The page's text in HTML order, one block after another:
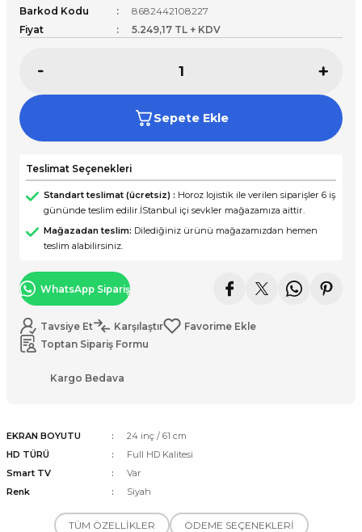
Barkod Kodu
8682442108227
Fiyat
5.249,17 TL + KDV
Sepete Ekle
Teslimat Seçenekleri
Standart teslimat (ücretsiz) : Horoz lojistik ile verilen siparişler 6 iş
gününde teslim edilir.İStanbul içi sevkler mağazamıza aittir.
Mağazadan teslim: Dilediğiniz ürünü mağazamızdan hemen
teslim alabilirsiniz.
WhatsApp Sipariş
Tavsiye Et
Karşılaştır
Toptan Sipariş Formu
Kargo Bedava
EKRAN BOYUTU
24 inç / 61 cm
HD TÜRÜ
Full HD Kalitesi
Smart TV
Var
Renk
Siyah
TÜM ÖZELLİKLER ÖDEME SEÇENEKLERİ